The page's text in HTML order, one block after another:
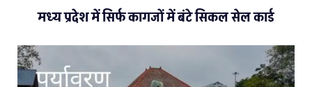
मध्य प्रदेश में सिर्फ कागजों में बंटे सिकल सेल कार्ड